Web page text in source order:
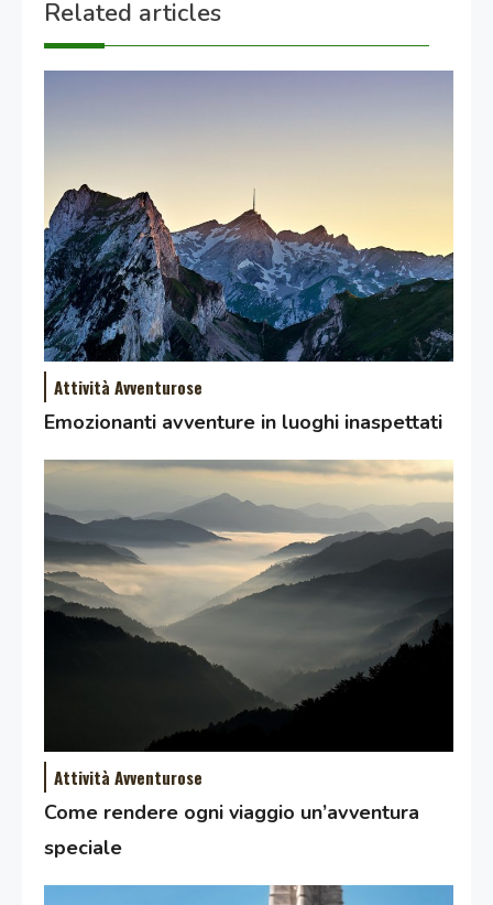
Related articles
Attività Avventurose
Emozionanti avventure in luoghi inaspettati
Attività Avventurose
Come rendere ogni viaggio un’avventura
speciale